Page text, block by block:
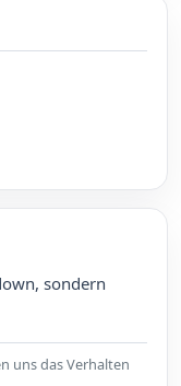
sondern
uns das Verhalten